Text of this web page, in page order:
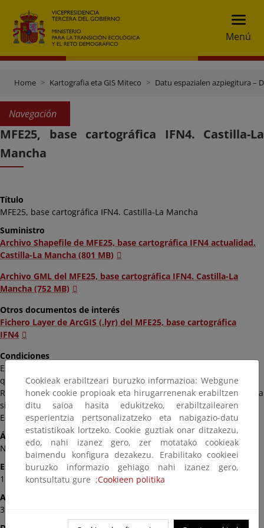
Menú
Home Kartografia eta GIS Miteco Datu espazialen azpiegitura –
Navegación
MFE25, base cartográfica IFN4. Castilla-La
Mancha
Título
MFE25, base cartográfica IFN4. Castilla-La Mancha
Suministro
Archivo Shapefile de MFE25, base cartográfica IFN4 actualidad.
Castilla-La Mancha (801 MB)
Archivo GML del MFE25, base cartográfica IFN4. Castilla-La
Mancha (752 MB)
Otros documentos de interés
Fichero Layer de ArcGIS (.lyr) del MFE25, base cartográfica
IFN4
Condiciones
Esta información se puede usar de modo libre y gratuito siempre
que se mencione al Ministerio para la Transición Ecológica y el
Reto Demográfico como autor y propietario de la información de la
siguiente manera: Fuente: «© Ministerio para la Transición
Ecológica y el Reto Demográfico»
Ámbito
Nacional
Escala
1:25.000
Actualización
31/12/2022
Cookieak erabiltzeari buruzko informazioa: Webgune
honek cookie propioak eta hirugarrenenak erabiltzen
ditu saioa hasita edukitzeko, erabiltzailearen
esperientzia pertsonalizatzeko eta nabigazio-datu
estatistikoak lortzeko. Cookie guztiak onar ditzakezu,
edo, nahi izanez gero, zer motatako cookieak
baimendu konfigura dezakezu. Erabilitako cookieei
buruzko informazio gehiago nahi izanez gero,
kontsultatu gure ;Cookieen politika